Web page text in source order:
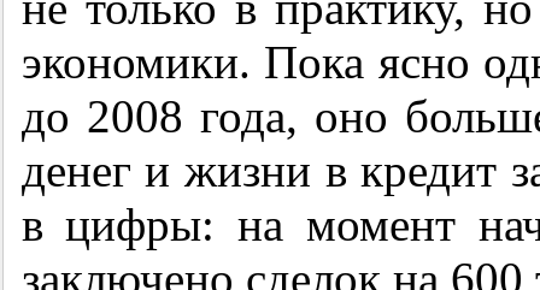
экономики. Пока ясно
до 2008 года, оно
денег и жизни в кредит
в цифры: на момент
заключено сделок на